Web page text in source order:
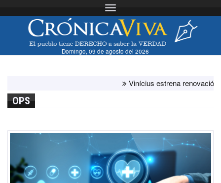
Toggle navigation
Domingo, 09 de agosto del 2026
Vinícius estrena renovación con
OPS